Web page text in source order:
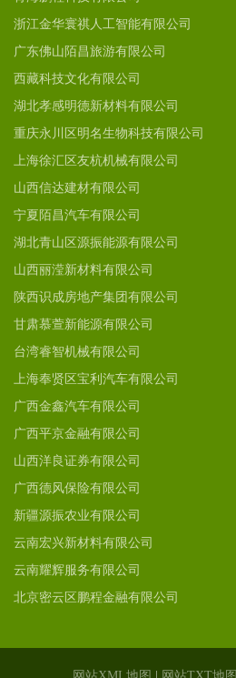
浙江金华寰祺人工智能有限公司
广东佛山陌昌旅游有限公司
西藏科技文化有限公司
湖北孝感明德新材料有限公司
重庆永川区明名生物科技有限公司
上海徐汇区友杭机械有限公司
山西信达建材有限公司
宁夏陌昌汽车有限公司
湖北青山区源振能源有限公司
山西丽滢新材料有限公司
陕西识成房地产集团有限公司
甘肃慕萱新能源有限公司
台湾睿智机械有限公司
上海奉贤区宝利汽车有限公司
广西金鑫汽车有限公司
广西平京金融有限公司
山西洋良证券有限公司
广西德风保险有限公司
新疆源振农业有限公司
云南宏兴新材料有限公司
云南耀辉服务有限公司
北京密云区鹏程金融有限公司